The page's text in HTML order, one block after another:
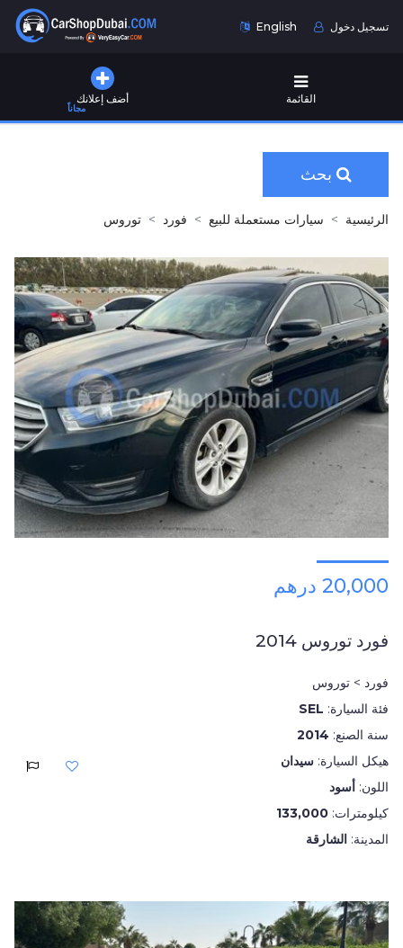
English تسجيل دخول
أضف إعلانك
مجاناً
القائمة
بحث
الرئيسية سيارات مستعملة للبيع فورد توروس
20,000 درهم
فورد توروس 2014
فورد > توروس
فئة السيارة: SEL
سنة الصنع: 2014
هيكل السيارة: سيدان
اللون: أسود
كيلومترات: 133,000
المدينة: الشارقة